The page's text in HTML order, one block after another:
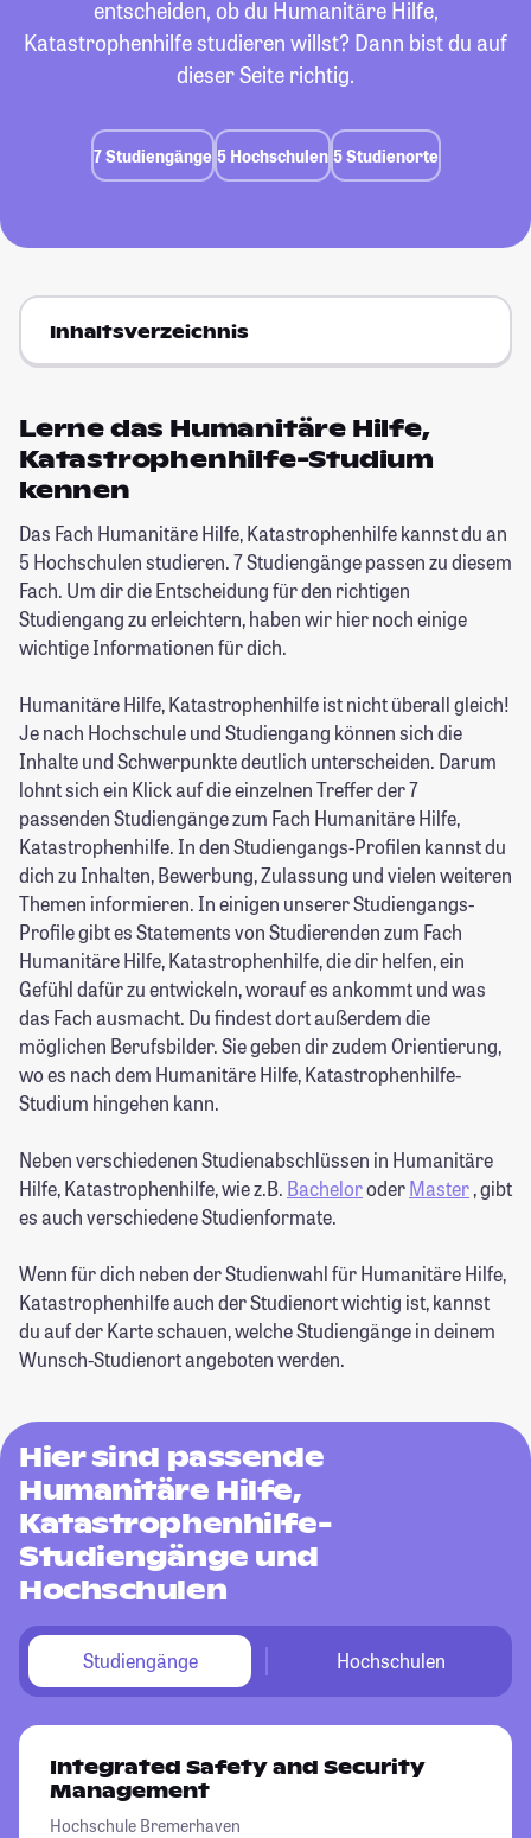
entscheiden, ob du Humanitäre Hilfe,
Katastrophenhilfe studieren willst? Dann bist du auf
dieser Seite richtig.
7 Studiengänge 5 Hochschulen 5 Studienorte
Inhaltsverzeichnis
Lerne das Humanitäre Hilfe,
Katastrophenhilfe-Studium
kennen
Das Fach Humanitäre Hilfe, Katastrophenhilfe kannst du an
5 Hochschulen studieren. 7 Studiengänge passen zu diesem
Fach. Um dir die Entscheidung für den richtigen
Studiengang zu erleichtern, haben wir hier noch einige
wichtige Informationen für dich.
Humanitäre Hilfe, Katastrophenhilfe ist nicht überall gleich!
Je nach Hochschule und Studiengang können sich die
Inhalte und Schwerpunkte deutlich unterscheiden. Darum
lohnt sich ein Klick auf die einzelnen Treffer der 7
passenden Studiengänge zum Fach Humanitäre Hilfe,
Katastrophenhilfe. In den Studiengangs-Profilen kannst du
dich zu Inhalten, Bewerbung, Zulassung und vielen weiteren
Themen informieren. In einigen unserer Studiengangs-
Profile gibt es Statements von Studierenden zum Fach
Humanitäre Hilfe, Katastrophenhilfe, die dir helfen, ein
Gefühl dafür zu entwickeln, worauf es ankommt und was
das Fach ausmacht. Du findest dort außerdem die
möglichen Berufsbilder. Sie geben dir zudem Orientierung,
wo es nach dem Humanitäre Hilfe, Katastrophenhilfe-
Studium hingehen kann.
Neben verschiedenen Studienabschlüssen in Humanitäre
Hilfe, Katastrophenhilfe, wie z.B. BacheloroderMaster, gibt
es auch verschiedene Studienformate.
Wenn für dich neben der Studienwahl für Humanitäre Hilfe,
Katastrophenhilfe auch der Studienort wichtig ist, kannst
du auf der Karte schauen, welche Studiengänge in deinem
Wunsch-Studienort angeboten werden.
Hier sind passende
Humanitäre Hilfe,
Katastrophenhilfe-
Studiengänge und
Hochschulen
Studiengänge Hochschulen
Integrated Safety and Security
Management
Hochschule Bremerhaven